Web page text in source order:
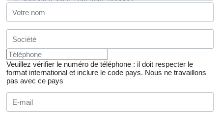
Veuillez vérifier le numéro de téléphone : il doit respecter le
format international et inclure le code pays. Nous ne travaillons
pas avec ce pays